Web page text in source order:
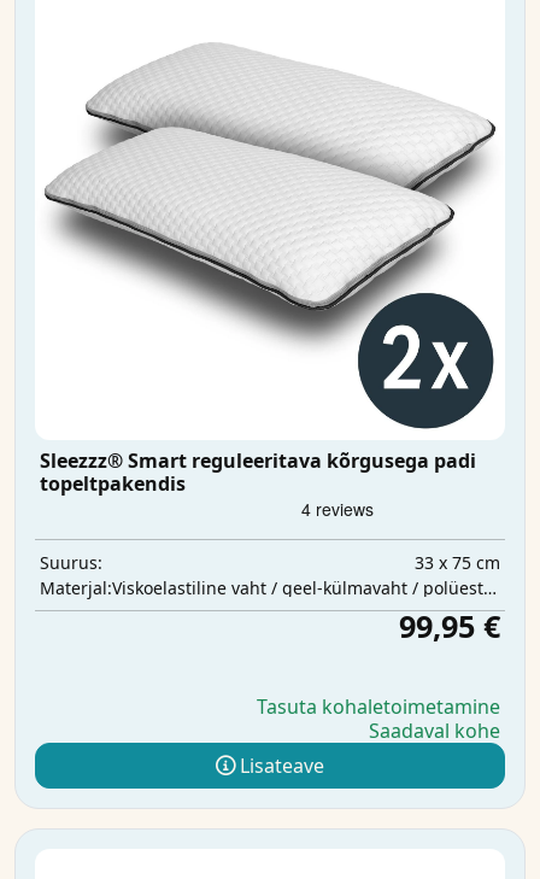
Sleezzz® Smart reguleeritava kõrgusega padi
topeltpakendis
Suurus:
33 x 75 cm
Materjal:
Viskoelastiline vaht / geel-külmavaht / polüestervatt
99,95 €
Tasuta kohaletoimetamine
Saadaval kohe
Lisateave